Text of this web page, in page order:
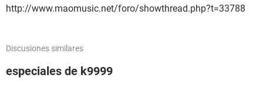
http://www.maomusic.net/foro/showthread.php?t=33788
Discusiones similares
especiales de k9999